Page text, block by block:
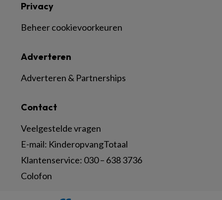
Contact
Veelgestelde vragen
E-mail: KinderopvangTotaal
Klantenservice: 030 – 638 3736
Colofon
Adverteren
Adverteren & Partnerships
Privacy
Beheer cookievoorkeuren